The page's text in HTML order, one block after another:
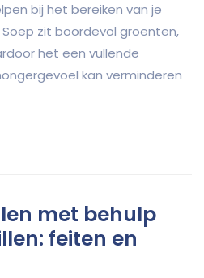
bij het bereiken van je
zit boordevol groenten,
het een vullende
kan verminderen
met behulp
feiten en